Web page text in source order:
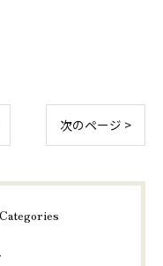
次のページ >
Categories